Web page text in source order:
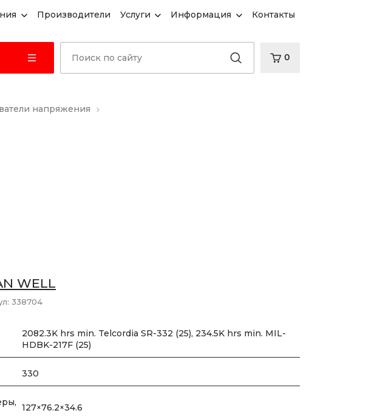
Производители Услуги Информация Контакты
0
напряжения
WELL
338704
2082.3K hrs min. Telcordia SR-332 (25), 234.5K hrs min. MIL-
HDBK-217F (25)
330
127×76.2×34.6